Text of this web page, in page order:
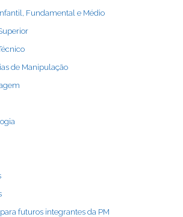
Fundamental e Médio
de Manipulação
futuros integrantes da PM